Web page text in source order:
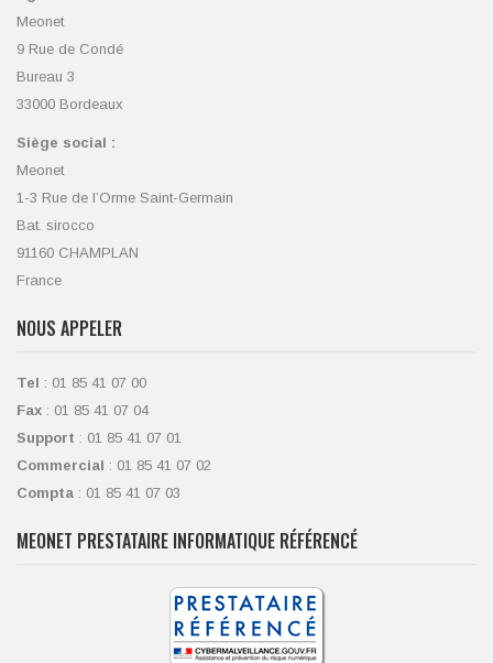
Meonet
9 Rue de Condé
Bureau 3
33000 Bordeaux
Siège social :
Meonet
1-3 Rue de l’Orme Saint-Germain
Bat. sirocco
91160 CHAMPLAN
France
NOUS APPELER
Tel : 01 85 41 07 00
Fax : 01 85 41 07 04
Support : 01 85 41 07 01
Commercial : 01 85 41 07 02
Compta : 01 85 41 07 03
MEONET PRESTATAIRE INFORMATIQUE RÉFÉRENCÉ